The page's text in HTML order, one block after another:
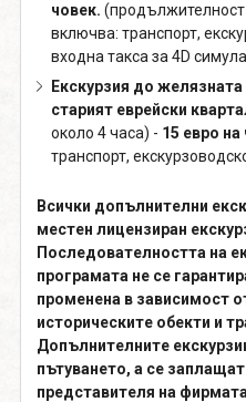
човек. (продължителност
включва: транспорт,
входна такса за 4D
Екскурзия до
старият еврейски
около 4 часа) - 15 евро на
транспорт,
Всички допълнителни
местен лицензиран
Последователността на
програмата не се
променена в зависимост
историческите обекти и
Допълнителните
пътуването, а се
представителя на